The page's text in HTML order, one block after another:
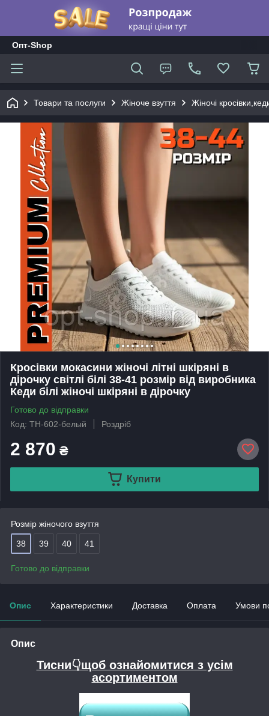
Опт-Shop
Товари та послуги Жіноче взуття Жіночі
Кросівки мокасини жіночі літні шкіряні в
дірочку світлі білі 38-41 розмір від виробника
Кеди білі жіночі шкіряні в дірочку
Готово до відправки
Код: ТН-602-белый
Роздріб
2 870 ₴
Купити
Розмір жіночого взуття
38 39 40 41
Готово до відправки
Опис Характеристики Доставка Оплата Умови
Опис
Тисни👇щоб ознайомитися з усім
асортиментом